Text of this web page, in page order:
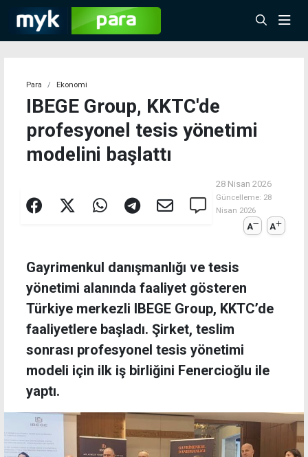
Para Ekonomi
IBEGE Group, KKTC'de
profesyonel tesis yönetimi
modelini başlattı
28 Nisan 2026
Güncelleme: 28
Nisan 2026
A A
Gayrimenkul danışmanlığı ve tesis
yönetimi alanında faaliyet gösteren
Türkiye merkezli IBEGE Group, KKTC’de
faaliyetlere başladı. Şirket, teslim
sonrası profesyonel tesis yönetimi
modeli için ilk iş birliğini Fenercioğlu ile
yaptı.